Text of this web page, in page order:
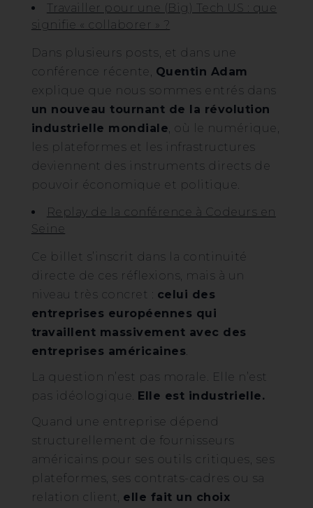
Travailler pour une (Big) Tech US : que
signifie « collaborer » ?
Dans plusieurs posts, et dans une
conférence récente, Quentin Adam
explique que nous sommes entrés dans
un nouveau tournant de la révolution
industrielle mondiale, où le numérique,
les plateformes et les infrastructures
deviennent des instruments directs de
pouvoir économique et politique.
Replay de la conférence à Codeurs en
Seine
Ce billet s’inscrit dans la continuité
directe de ces réflexions, mais à un
niveau très concret : celui des
entreprises européennes qui
travaillent massivement avec des
entreprises américaines.
La question n’est pas morale. Elle n’est
pas idéologique. Elle est industrielle.
Quand une entreprise dépend
structurellement de fournisseurs
américains pour ses outils critiques, ses
plateformes, ses contrats-cadres ou sa
relation client, elle fait un choix